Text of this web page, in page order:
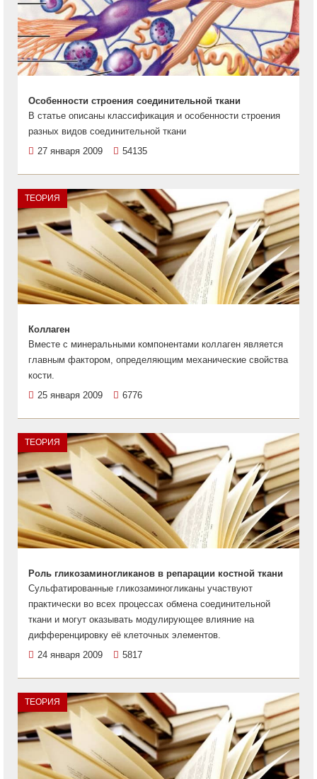
Особенности строения соединительной ткани
В статье описаны классификация и особенности строения
разных видов соединительной ткани
27 января 2009
54135
ТЕОРИЯ
Коллаген
Вместе с минеральными компонентами коллаген является
главным фактором, определяющим механические свойства
кости.
25 января 2009
6776
ТЕОРИЯ
Роль гликозаминогликанов в репарации костной ткани
Сульфатированные гликозаминогликаны участвуют
практически во всех процессах обмена соединительной
ткани и могут оказывать модулирующее влияние на
дифференцировку её клеточных элементов.
24 января 2009
5817
ТЕОРИЯ